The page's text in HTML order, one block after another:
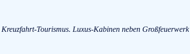
Tourismus. Luxus-Kabinen neben